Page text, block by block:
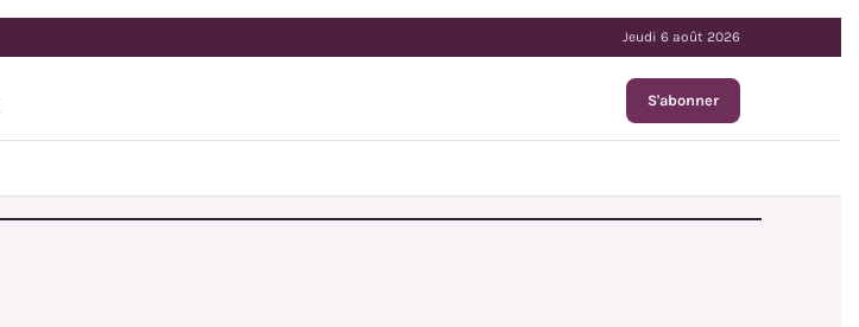
Jeudi 6 août 2026
S'abonner